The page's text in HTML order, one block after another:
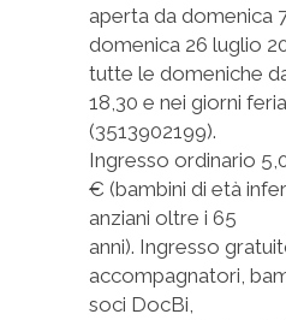
aperta da domenica
domenica 26 luglio
tutte le domeniche
18,30 e nei giorni
(3513902199).
Ingresso ordinario
€ (bambini di età
anziani oltre i 65
anni). Ingresso
accompagnatori,
soci DocBi,